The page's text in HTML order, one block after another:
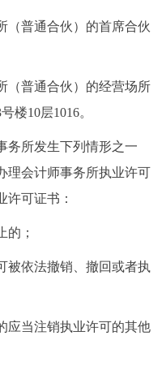
（普通合伙）的首席合伙
（普通合伙）的经营场所
楼10层1016。
务所发生下列情形之一
理会计师事务所执业许可
许可证书：
的；
被依法撤销、撤回或者执
应当注销执业许可的其他